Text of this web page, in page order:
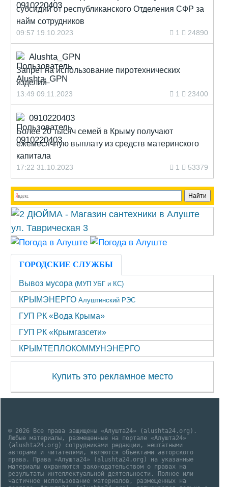
субсидии от республиканского Отделения СФР за
найм сотрудников
09:57 19.10.2023 1 24890
Alushta_GPN
Запрет на использование пиротехнических
изделий
13:49 09.11.2023 1 23400
0910220403
Более 20 тысяч семей в Крыму получают
ежемесячную выплату из средств материнского
капитала
17:22 31.10.2023 1 53379
ГОРОДСКИЕ СЛУЖБЫ
Вывоз мусора (МУП УБГ и КС)
КРЫМЭНЕРГО Алуштинский РЭС
ГУП РК «Вода Крыма»
ГУП РК «Крымгазсети»
КРЫМТЕПЛОКОММУНЭНЕРГО
Купить это рекламное место
© 2026 Все права защищены «Алушта24» (alushta24.org).
Любые материалы, размещенные на портале «Алушта24»
(alushta24.org) сотрудниками редакции, нештатными
авторами и читателями, являются объектами авторского
права. Права «Алушта24» (alushta24.org) на указанные
материалы охраняются законодательством о правах на
результаты интеллектуальной деятельности. Полное или
частичное использование материалов, размещенных на